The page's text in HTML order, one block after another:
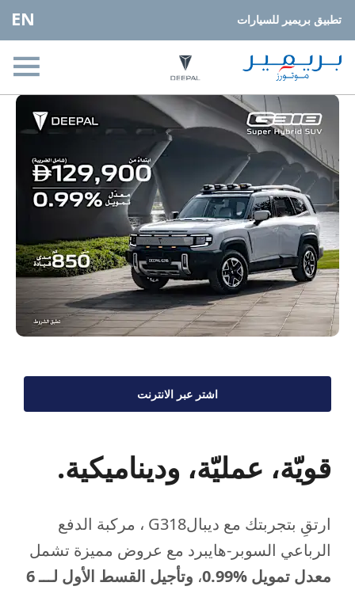
EN تطبيق بريمير للسيارات
اشتر عبر الانترنت
قويّة، عمليّة، وديناميكية.
ارتقِ بتجربتك مع ديبالG318 ، مركبة الدفع
الرباعي السوبر-هايبرد مع عروض مميزة تشمل
معدل تمويل %
0.99،
وتأجيل القسط الأول لـــ 6